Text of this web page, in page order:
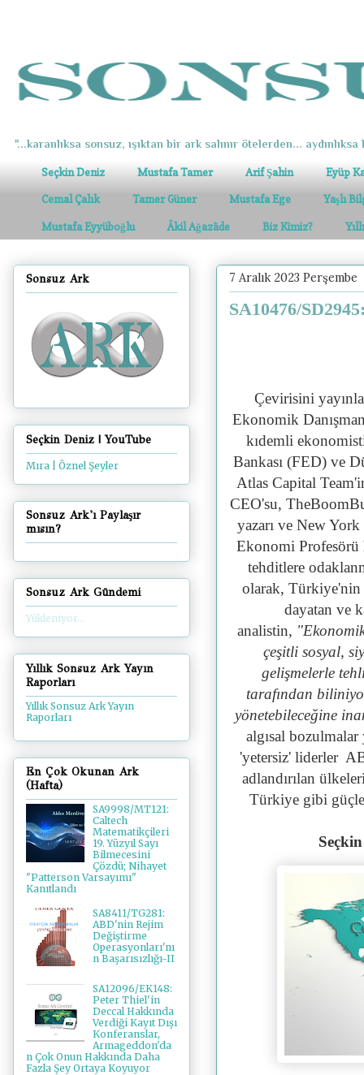
"...karanlıksa sonsuz, ışıktan bir ark salınır ötelerden... aydınlıksa
Seçkin Deniz Mustafa Tamer Arif Şahin Eyüp
Cemal Çalık Tamer Güner Mustafa Ege Yaşlı
Mustafa Eyyüboğlu Âkil Ağazâde Biz Kimiz?
7 Aralık 2023 Perşembe
SA10476/
Çevirisini
Ekonomik
kıdemli
Bankası (FED) ve
Atlas Capital
CEO'su,
yazarı ve New
Ekonomi Profesörü
tehditlere
olarak, Türkiye'nin
dayatan ve
analistin,
çeşitli sosyal,
gelişmelerle
tarafından
yönetebileceğine
algısal
'yetersiz' liderler
adlandırılan
Türkiye gibi
Sonsuz Ark
Seçkin Deniz | YouTube
Mıra | Öznel Şeyler
Sonsuz Ark'ı Paylaşır
mısın?
Sonsuz Ark Gündemi
Yükleniyor...
Yıllık Sonsuz Ark Yayın
Raporları
Yıllık Sonsuz Ark Yayın
Raporları
En Çok Okunan Ark
(Hafta)
SA9998/MT121:
Caltech
Matematikçileri
19. Yüzyıl Sayı
Bilmecesini
Çözdü; Nihayet
"Patterson Varsayımı"
Kanıtlandı
SA8411/TG281:
ABD'nin Rejim
Değiştirme
Operasyonları'nı
n Başarısızlığı-II
SA12096/EK148:
Peter Thiel'in
Deccal Hakkında
Verdiği Kayıt Dışı
Konferanslar,
Armageddon'da
n Çok Onun Hakkında Daha
Fazla Şey Ortaya Koyuyor